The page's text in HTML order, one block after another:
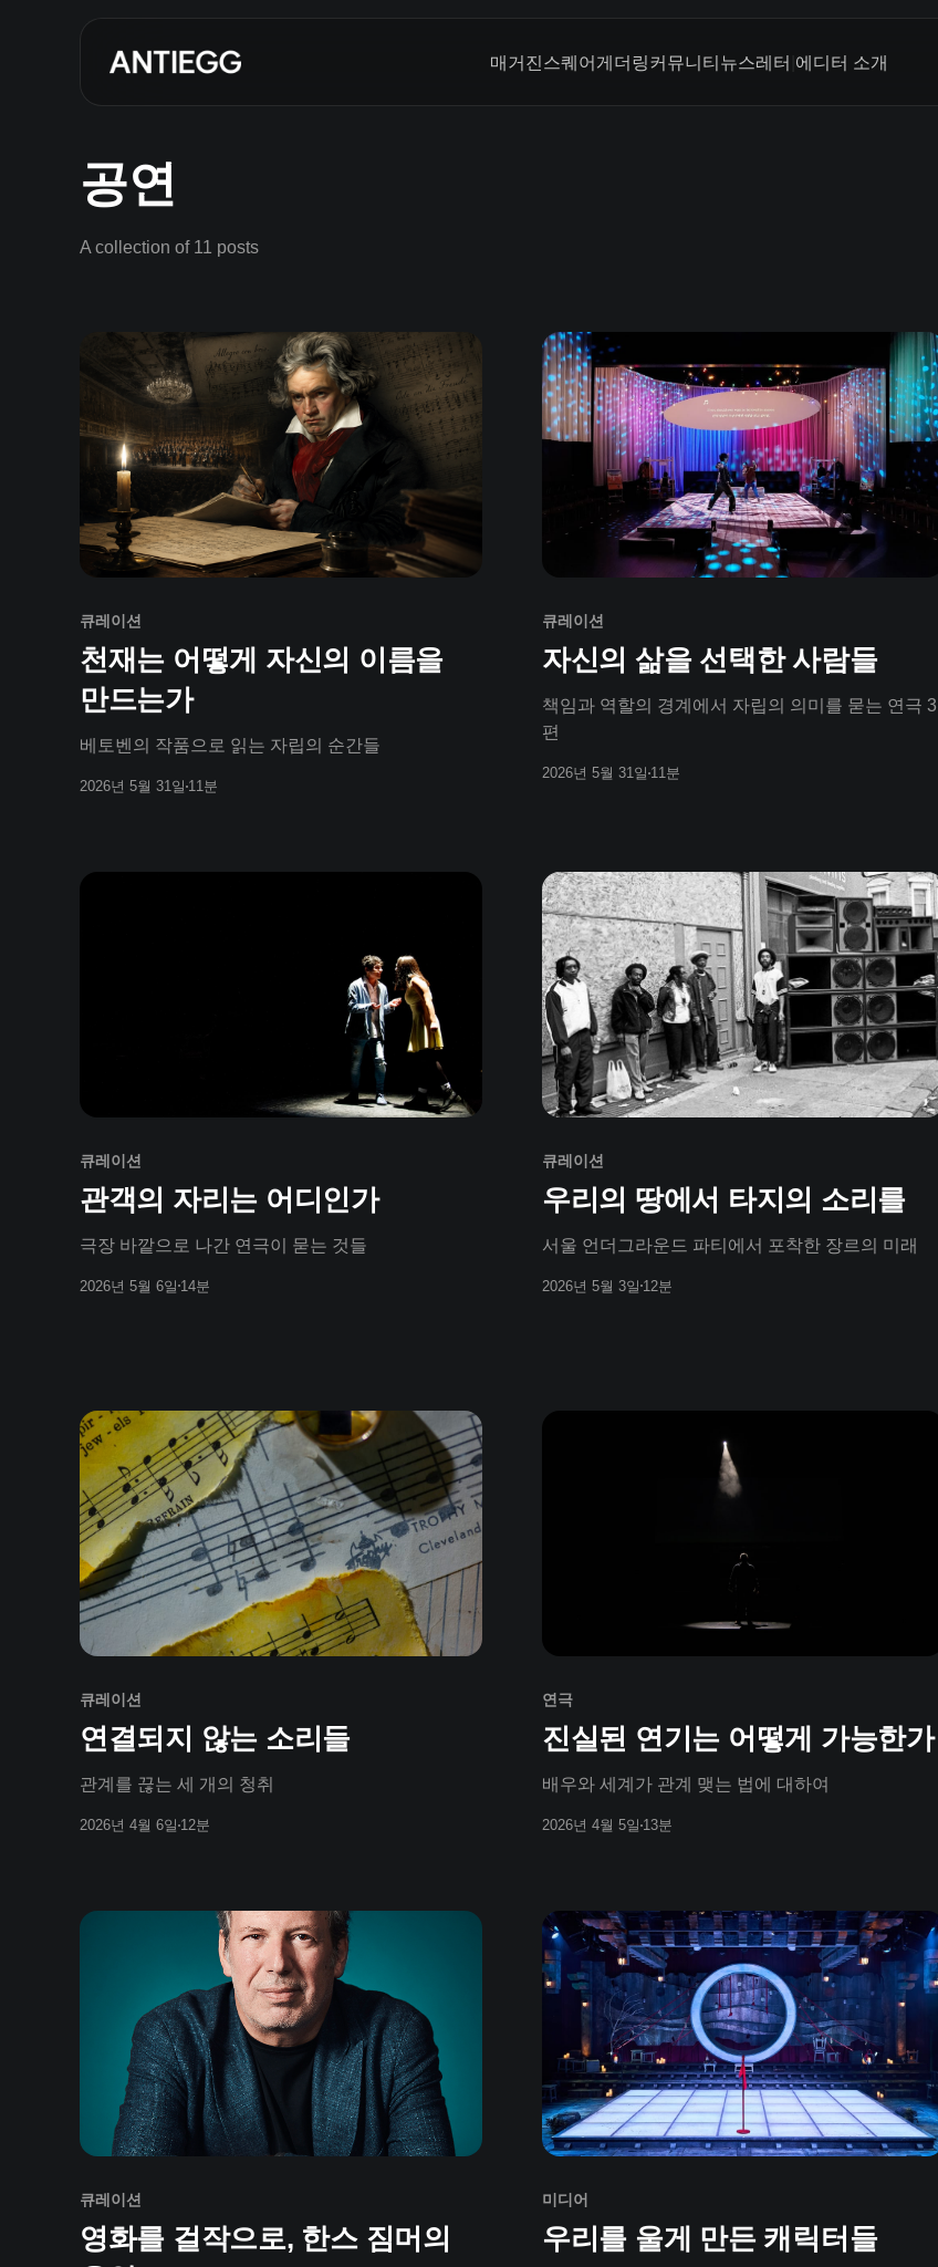
매거진 스퀘어 게더링커뮤니티 뉴스레터 에디터 소개
공연
A collection of 11 posts
큐레이션
천재는 어떻게 자신의 이름을
만드는가
베토벤의 작품으로 읽는 자립의 순간들
2026년 5월 31일 11분
큐레이션
자신의 삶을 선택한 사람들
책임과 역할의 경계에서 자립의 의미를 묻는 연극 3
편
2026년 5월 31일 11분
큐레이션
관객의 자리는 어디인가
극장 바깥으로 나간 연극이 묻는 것들
2026년 5월 6일 14분
큐레이션
우리의 땅에서 타지의 소리를
서울 언더그라운드 파티에서 포착한 장르의 미래
2026년 5월 3일 12분
큐레이션
연결되지 않는 소리들
관계를 끊는 세 개의 청취
2026년 4월 6일 12분
연극
진실된 연기는 어떻게 가능한가
배우와 세계가 관계 맺는 법에 대하여
2026년 4월 5일 13분
큐레이션
영화를 걸작으로, 한스 짐머의
미디어
우리를 울게 만든 캐릭터들